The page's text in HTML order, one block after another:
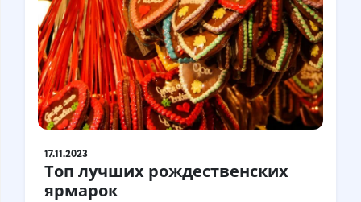
17.11.2023
Топ лучших рождественских
ярмарок